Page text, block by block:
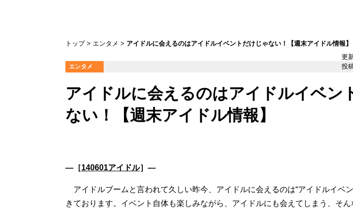
トップ エンタメ
アイドルに会えるのはアイドルイベントだけじゃない！【週末アイドル情報】
更
エンタメ 投
アイドルに会えるのはアイドルイベン
ない！【週末アイドル情報】
―［140601アイドル］―
アイドルブームと言われて久しい昨今、アイドルに会えるのは“アイドルイベ
きております。イベント自体も楽しみながら、アイドルにも会えてしまう、そん